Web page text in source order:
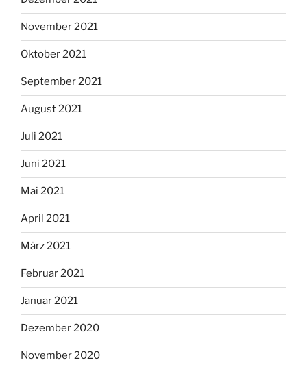
November 2021
Oktober 2021
September 2021
August 2021
Juli 2021
Juni 2021
Mai 2021
April 2021
März 2021
Februar 2021
Januar 2021
Dezember 2020
November 2020